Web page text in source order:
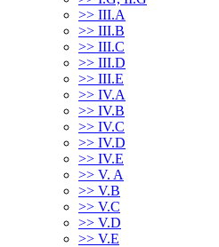
>> III.A
>> III.B
>> III.C
>> III.D
>> III.E
>> IV.A
>> IV.B
>> IV.C
>> IV.D
>> IV.E
>> V. A
>> V.B
>> V.C
>> V.D
>> V.E